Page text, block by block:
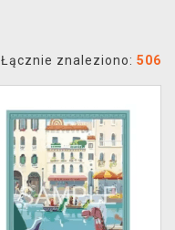
Łącznie znaleziono: 506